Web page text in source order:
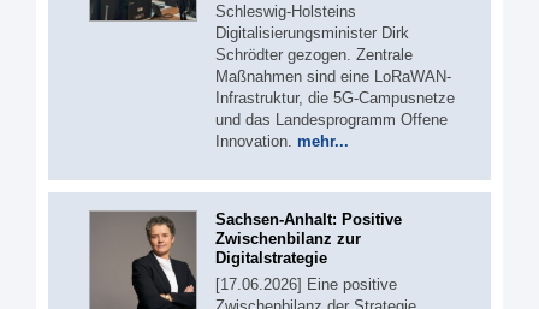
Schleswig-Holsteins
Digitalisierungsminister Dirk
Schrödter gezogen. Zentrale
Maßnahmen sind eine LoRaWAN-
Infrastruktur, die 5G-Campusnetze
und das Landesprogramm Offene
Innovation. mehr...
Sachsen-Anhalt: Positive
Zwischenbilanz zur
Digitalstrategie
[17.06.2026] Eine positive